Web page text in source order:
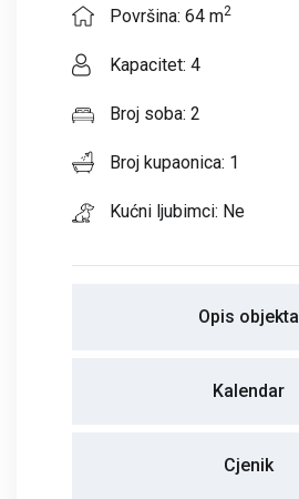
Površina: 64 m2
Kapacitet: 4
Broj soba: 2
Broj kupaonica: 1
Kućni ljubimci: Ne
Opis objekta
Kalendar
Cjenik